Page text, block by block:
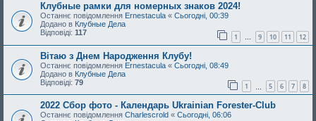
Клубные рамки для номерных знаков 2024!
Останнє повідомлення Ernestacula « Сьогодні, 00:39
Додано в Клубные Дела
Відповіді: 117 1 … 9 10 11 12
Вітаю з Днем Народження Клубу!
Останнє повідомлення Ernestacula « Сьогодні, 08:49
Додано в Клубные Дела
Відповіді: 79 1 5 6 7 8
2022 Сбор фото - Календарь Ukrainian Forester-Club
Останнє повідомлення Charlescrold « Сьогодні, 06:06